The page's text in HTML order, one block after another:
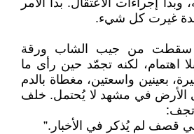
إجراءات الاعتقال. بدا الأمر
غيرت كل شيء.
سقطت من جيب الشاب ورقة
اهتمام، لكنه تجمّد حين رأى ما
بعينين واسعتين، مغطاة بالدم
الأرض في مشهد لا يُحتمل. خلف
قصف لم يُذكر في الأخبار.”